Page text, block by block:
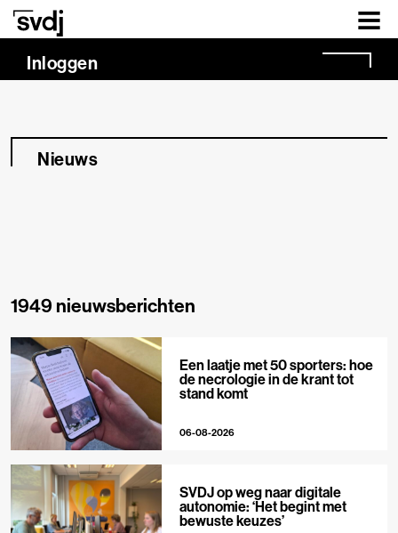
Naar hoofdinhoud
Inloggen
Nieuws
1949 nieuwsberichten
Een laatje met 50 sporters: hoe
de necrologie in de krant tot
stand komt
06-08-2026
SVDJ op weg naar digitale
autonomie: ‘Het begint met
bewuste keuzes’